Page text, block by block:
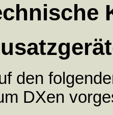
den
DXen